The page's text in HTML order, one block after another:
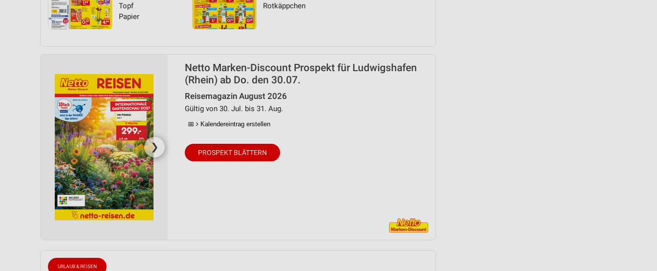
Topf
Papier
Rotkäppchen
❯
Netto Marken-Discount Prospekt für Ludwigshafen
(Rhein) ab Do. den 30.07.
Reisemagazin August 2026
Gültig von 30. Jul. bis 31. Aug.
📅 Kalendereintrag erstellen
PROSPEKT BLÄTTERN
URLAUB & REISEN
Performance